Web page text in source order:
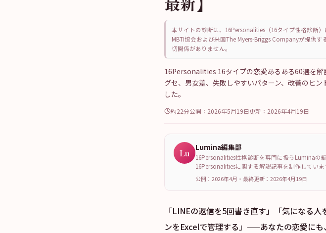
本サイトの診断は、16Personalities（16タイプ性格診断
MBTI協会および米国The Myers-Briggs Companyが提供
切関係がありません。
16Personalities 16タイプの恋愛あるある60選を
グセ、男女差、失敗しやすいパターン、改善のヒ
した。
約22分公開： 2026年5月19日更新： 2026年4月19日
Lu Lumina編集部
16Personalities性格診断を専門に扱うLuminaの
16Personalitiesに関する解説記事を制作していま
公開：2026年4月 ・ 最終更新： 2026年4月19日
「LINEの返信を5回書き直す」「気になる
ンをExcelで管理する」——あなたの恋愛に